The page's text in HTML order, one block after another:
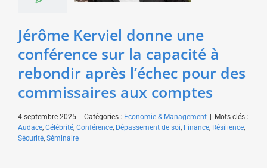
Jérôme Kerviel donne une
conférence sur la capacité à
rebondir après l’échec pour des
commissaires aux comptes
4 septembre 2025 Catégories : Economie & Management
Mots-clés :
Audace, Célébrité, Conférence, Dépassement de soi, Finance, Résilience,
Sécurité, Séminaire